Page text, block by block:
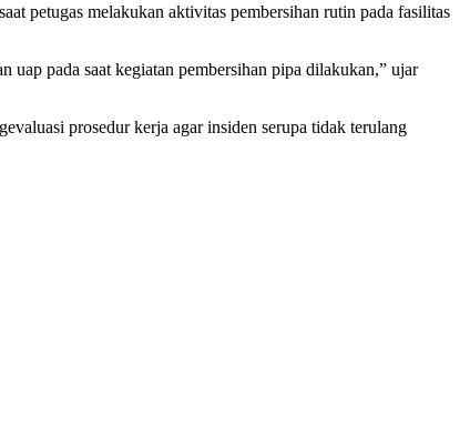
petugas melakukan aktivitas pembersihan rutin pada fasilitas
uap pada saat kegiatan pembersihan pipa dilakukan,” ujar
prosedur kerja agar insiden serupa tidak terulang